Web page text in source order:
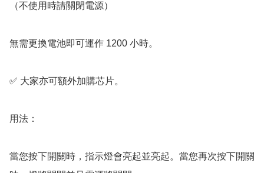
（不使用時請關閉電源）
無需更換電池即可運作 1200 小時。
✅️ 大家亦可額外加購芯片。
用法：
當您按下開關時，指示燈會亮起並亮起。當您再次按下開關